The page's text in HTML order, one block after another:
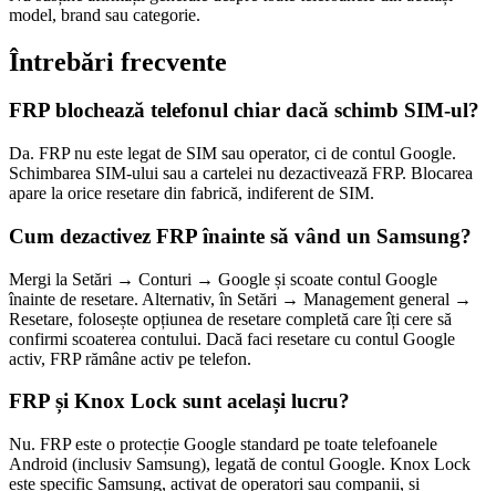
model, brand sau categorie.
Întrebări frecvente
FRP blochează telefonul chiar dacă schimb SIM-ul?
Da. FRP nu este legat de SIM sau operator, ci de contul Google.
Schimbarea SIM-ului sau a cartelei nu dezactivează FRP. Blocarea
apare la orice resetare din fabrică, indiferent de SIM.
Cum dezactivez FRP înainte să vând un Samsung?
Mergi la Setări → Conturi → Google și scoate contul Google
înainte de resetare. Alternativ, în Setări → Management general →
Resetare, folosește opțiunea de resetare completă care îți cere să
confirmi scoaterea contului. Dacă faci resetare cu contul Google
activ, FRP rămâne activ pe telefon.
FRP și Knox Lock sunt același lucru?
Nu. FRP este o protecție Google standard pe toate telefoanele
Android (inclusiv Samsung), legată de contul Google. Knox Lock
este specific Samsung, activat de operatori sau companii, și